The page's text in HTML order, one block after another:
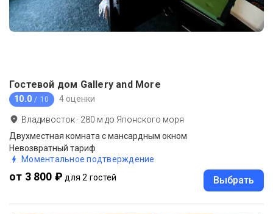
Гостевой дом Gallery and More
10.0 / 10 4 оценки
Владивосток · 280 м до Японского моря
Двухместная комната с мансардным окном
Невозвратный тариф
Моментальное подтверждение
от 3 800 ₽ для 2 гостей Выбрать